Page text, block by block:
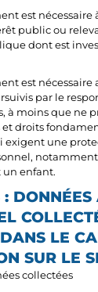
est nécessaire
public ou
dont est
est nécessaire
par le
à moins que ne
et droits
exigent une
un enfant.
DONNÉES
LE
SUR LE
collectées